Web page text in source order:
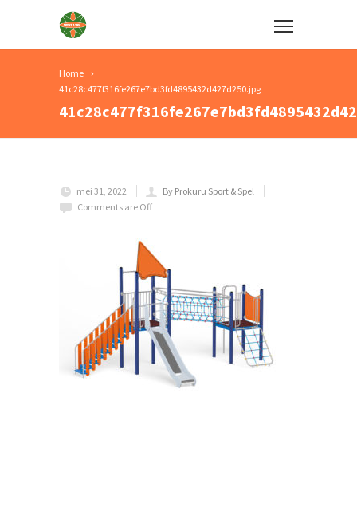
Home
41c28c477f316fe267e7bd3fd4895432d427d250.jpg
mei 31, 2022
By Prokuru Sport & Spel
Comments are Off